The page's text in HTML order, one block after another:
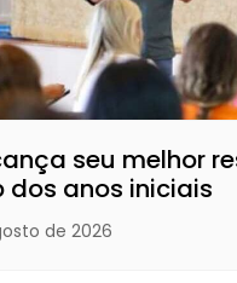
seu melhor
dos anos iniciais
de 2026